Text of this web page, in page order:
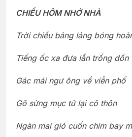
CHIỀU HÔM NHỚ NHÀ
Trời chiều bảng lảng bóng
Tiếng ốc xa đưa lẫn trống dồn
Gác mái ngư ông về viễn phố
Gõ sừng mục tử lại cô thôn
Ngàn mai gió cuốn chim bay